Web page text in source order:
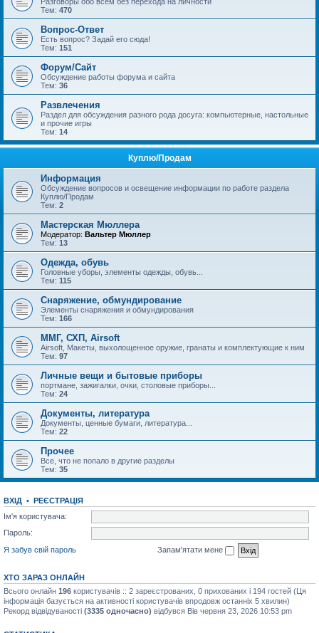
Тем: 470
Вопрос-Ответ
Есть вопрос? Задай его сюда!
Тем: 151
Форум/Сайт
Обсуждение работы форума и сайта
Тем: 36
Развлечения
Раздел для обсуждения разного рода досуга: компьютерные, настольные
и прочие игры
Тем: 14
Куплю/Продам
Информация
Обсуждение вопросов и освещение информации по работе раздела
Куплю/Продам
Тем: 2
Мастерская Мюллера
Модератор: Вальтер Мюллер
Тем: 13
Одежда, обувь
Головные уборы, элементы одежды, обувь...
Тем: 115
Снаряжение, обмундирование
Элементы снаряжения и обмундирования
Тем: 166
ММГ, СХП, Airsoft
Airsoft, Макеты, выхолощенное оружие, гранаты и комплектующие к ним
Тем: 97
Личные вещи и бытовые приборы
портмане, зажигалки, очки, столовые приборы...
Тем: 24
Документы, литература
Документы, ценные бумаги, литература...
Тем: 22
Прочее
Все, что не попало в другие разделы
Тем: 35
ВХІД • РЕЄСТРАЦІЯ
Ім'я користувача:
Пароль:
Я забув свій пароль
Запам'ятати мене
ХТО ЗАРАЗ ОНЛАЙН
Всього онлайн 196 користувачів :: 2 зареєстрованих, 0 прихованих і 194 гостей (Ця
інформація базується на активності користувачів впродовж останніх 5 хвилин)
Рекорд відвідуваності (3335 одночасно) відбувся Вів червня 23, 2026 10:53 pm